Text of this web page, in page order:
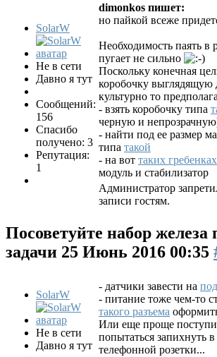
SolarW
Не в сети
Давно я тут
Сообщений:
156
Спасибо
получено: 3
Репутация:
1
dimonkos пишет:
но пайкой всеже
Необходимость паять в
пугает не сильно
Поскольку конечная
коробочку выглядящую
культурно то
- взять коробочку типа
черную и
- найти под ее размер
типа такой
- на вот таких гребенках
модуль и стабилизатор
Администратор
записи гостям.
Посоветуйте набор железа
задачи 25 Июнь 2016 00:35
SolarW
Не в сети
Давно я тут
- датчики завести на
- питание тоже чем-то
такого разъема
Или еще проще
попытаться запихнуть
телефонной розетки...